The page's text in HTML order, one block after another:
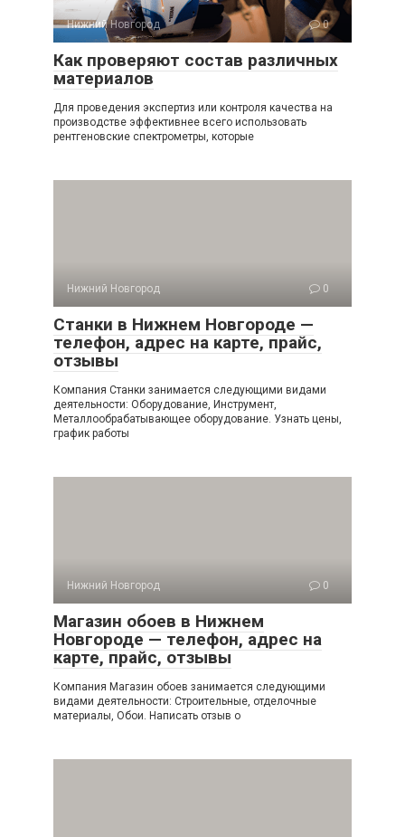
Нижний Новгород 0
Как проверяют состав различных
материалов
Для проведения экспертиз или контроля качества на
производстве эффективнее всего использовать
рентгеновские спектрометры, которые
Нижний Новгород 0
Станки в Нижнем Новгороде —
телефон, адрес на карте, прайс,
отзывы
Компания Станки занимается следующими видами
деятельности: Оборудование, Инструмент,
Металлообрабатывающее оборудование. Узнать цены,
график работы
Нижний Новгород 0
Магазин обоев в Нижнем
Новгороде — телефон, адрес на
карте, прайс, отзывы
Компания Магазин обоев занимается следующими
видами деятельности: Строительные, отделочные
материалы, Обои. Написать отзыв о